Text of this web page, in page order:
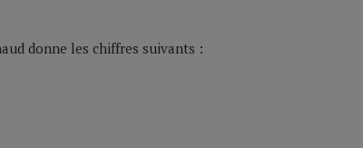
donne les chiffres suivants :